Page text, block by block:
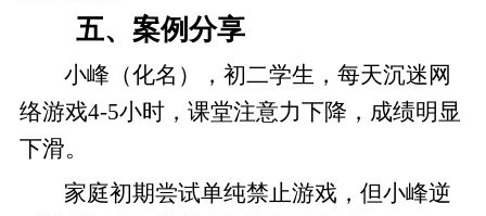
五、案例分享
小峰（化名），初二学生，每天沉迷网
络游戏4-5小时，课堂注意力下降，成绩明显
下滑。
家庭初期尝试单纯禁止游戏，但小峰逆